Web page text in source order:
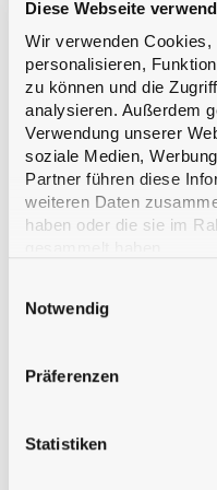
Diese Webseite
Wir verwenden
personalisieren,
zu können und die
analysieren. Außerdem
Verwendung unserer
soziale Medien,
Partner führen diese
weiteren Daten
haben oder die sie im
Notwendig
Präferenzen
Statistiken
Getränke in
Entscheidung
entscheidend.
Verbindung
Verbrauchern dar.
Marketing and
Dies unterstreicht
unterscheidet,